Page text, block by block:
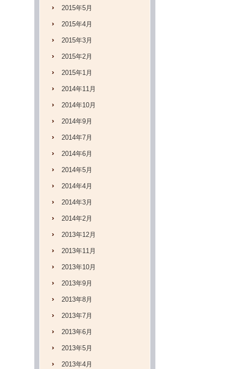
2015年5月
2015年4月
2015年3月
2015年2月
2015年1月
2014年11月
2014年10月
2014年9月
2014年7月
2014年6月
2014年5月
2014年4月
2014年3月
2014年2月
2013年12月
2013年11月
2013年10月
2013年9月
2013年8月
2013年7月
2013年6月
2013年5月
2013年4月